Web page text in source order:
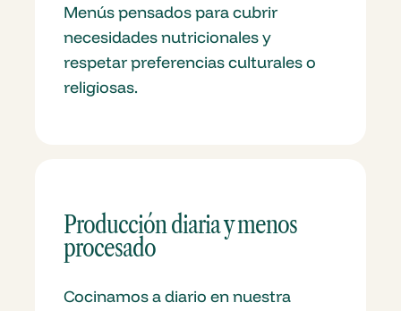
Menús pensados para cubrir
necesidades nutricionales y
respetar preferencias culturales o
religiosas.
Producción diaria y menos
procesado
Cocinamos a diario en nuestra